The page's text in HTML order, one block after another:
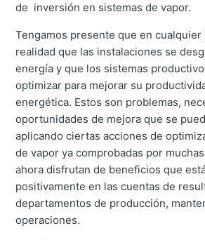
de inversión en sistemas de vapor.
Tengamos presente que en
realidad que las instalaciones se
energía y que los sistemas
optimizar para mejorar su
energética. Estos son problemas,
oportunidades de mejora que se
aplicando ciertas acciones de
de vapor ya comprobadas por
ahora disfrutan de beneficios que
positivamente en las cuentas de
departamentos de producción,
operaciones.